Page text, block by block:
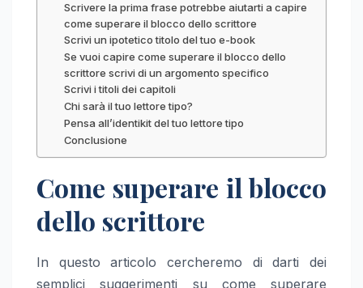
Scrivere la prima frase potrebbe aiutarti a capire
come superare il blocco dello scrittore
Scrivi un ipotetico titolo del tuo e-book
Se vuoi capire come superare il blocco dello
scrittore scrivi di un argomento specifico
Scrivi i titoli dei capitoli
Chi sarà il tuo lettore tipo?
Pensa all’identikit del tuo lettore tipo
Conclusione
Come superare il blocco
dello scrittore
In questo articolo cercheremo di darti dei
semplici suggerimenti su come superare